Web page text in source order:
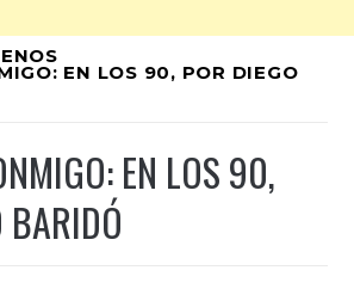
EN LOS 90, POR DIEGO
EN LOS 90,
BARIDÓ